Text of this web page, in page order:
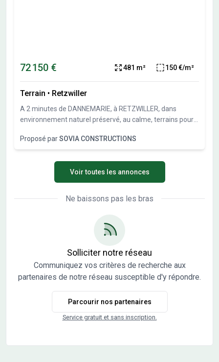
72 150 € 481 m² 150 €/m²
Terrain • Retzwiller
A 2 minutes de DANNEMARIE, à RETZWILLER, dans
environnement naturel préservé, au calme, terrains pour
possible et garage en sous-sol possible. Travaux de
viabilités démarrés. Terrains vendus viabilisés, libres de
constructeurs et architectes. Vente directe par
l'aménageur, pas de commission d'agence.
Proposé parSOVIA CONSTRUCTIONS
Voir toutes les annonces
Ne baissons pas les bras
Solliciter notre réseau
Communiquez vos critères de recherche aux
partenaires de notre réseau susceptible d'y répondre.
Parcourir nos partenaires
Service gratuit et sans inscription.